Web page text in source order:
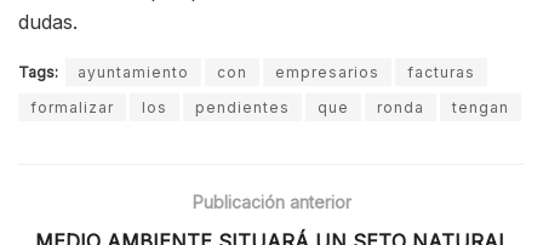
dudas.
Tags: ayuntamiento con empresarios
facturas
formalizar
los pendientes que ronda tengan
Publicación anterior